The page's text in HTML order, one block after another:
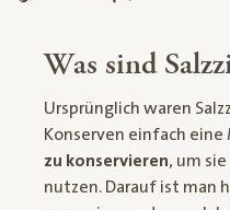
Was sind
Ursprünglich waren
Konserven einfach
zu konservieren, um
nutzen. Darauf ist man